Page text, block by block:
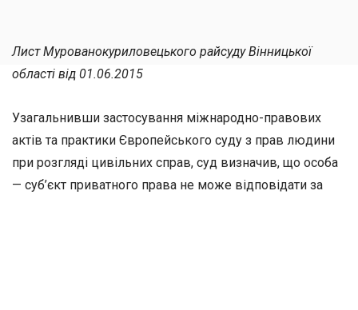
Лист Мурованокуриловецького райсуду Вінницької
області від 01.06.2015
Узагальнивши застосування міжнародно-правових
актів та практики Європейського суду з прав людини
при розгляді цивільних справ, суд визначив, що особа
— суб’єкт приватного права не може відповідати за